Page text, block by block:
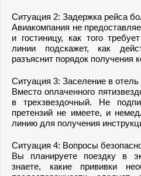
Ситуация 2: Задержка рейса
Авиакомпания не
и гостиницу, как того
линии подскажет, как
разъяснит порядок получения
Ситуация 3: Заселение в отель
Вместо оплаченного
в трехзвездочный. Не
претензий не имеете, и
линию для получения
Ситуация 4: Вопросы
Вы планируете поездку в
знаете, какие прививки